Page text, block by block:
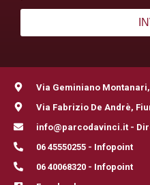
Via Geminiano
Via Fabrizio De Andrè,
info@parcodavinci.it -
06 45550255 - Infopoint
06 40068320 - Infopoint